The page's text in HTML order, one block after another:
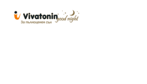
съдържанието